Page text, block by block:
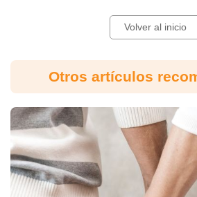
Volver al inicio
Otros artículos